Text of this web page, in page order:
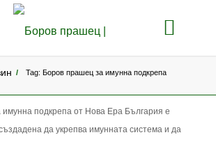
/ Tag: Боров прашец за имунна подкрепа
подкрепа от Нова Ера България е
да укрепва имунната система и да